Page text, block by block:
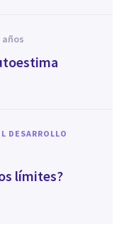
años
DESARROLLO
límites?